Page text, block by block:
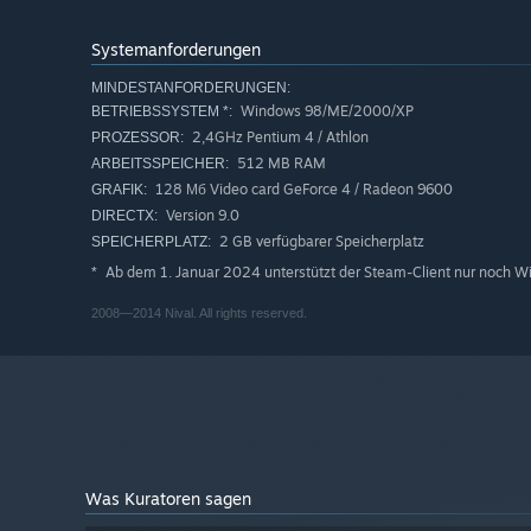
Wenn Du Dich traust, wage den Schritt in die
Einstufungssystem auf speziellen, dedizierten Servern
Erstelle mit dem vielseitigen Karten- und Mod-Editor
Erstellen Sie mit den vielseitigen Karten und Mod-
Erhalte Zugang zu Hunderten von authentischen
monströsen Maschinen wie Tiger II und T-35, von
Eisenbahnartillerie. Nutze Spezialeinheiten, Pioniere,
Systemanforderungen
MINDESTANFORDERUNGEN:
BETRIEBSSYSTEM *: Windows 98/ME/2000/XP
PROZESSOR: 2,4GHz Pentium 4 / Athlon
ARBEITSSPEICHER: 512 MB RAM
GRAFIK: 128 Мб Video card GeForce 4 / Radeon 9600
DIRECTX: Version 9.0
SPEICHERPLATZ: 2 GB verfügbarer Speicherplatz
* Ab dem 1. Januar 2024 unterstützt der Steam-Client nur noch
2008—2014 Nival. All rights reserved.
Was Kuratoren sagen